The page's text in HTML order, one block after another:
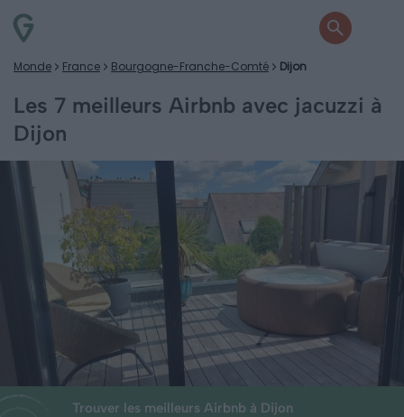
Monde France Bourgogne-Franche-Comté Dijon
Les 7 meilleurs Airbnb avec jacuzzi à
Dijon
Trouver les meilleurs Airbnb à Dijon